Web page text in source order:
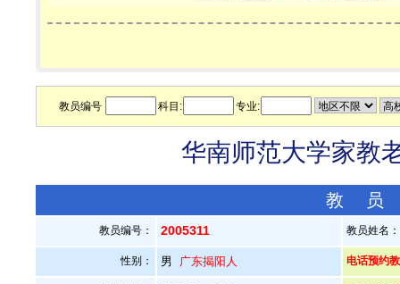
教员编号 科目: 专业:
华南师范大学家教
教
教员编号： 2005311 教员姓名
性别： 男 广东揭阳人 电话预约